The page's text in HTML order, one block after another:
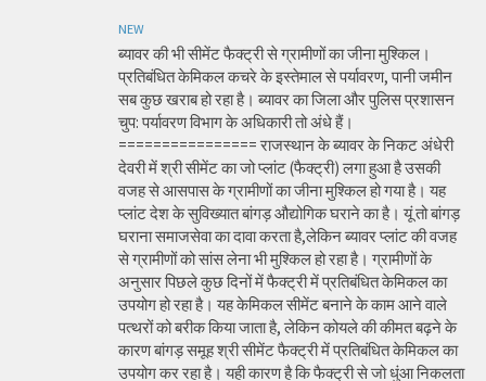
NEW
ब्यावर की भी सीमेंट फैक्ट्री से ग्रामीणों का जीना मुश्किल।
प्रतिबंधित केमिकल कचरे के इस्तेमाल से पर्यावरण, पानी जमीन
सब कुछ खराब हो रहा है। ब्यावर का जिला और पुलिस प्रशासन
चुप: पर्यावरण विभाग के अधिकारी तो अंधे हैं।
================ राजस्थान के ब्यावर के निकट अंधेरी
देवरी में श्री सीमेंट का जो प्लांट (फैक्ट्री) लगा हुआ है उसकी
वजह से आसपास के ग्रामीणों का जीना मुश्किल हो गया है। यह
प्लांट देश के सुविख्यात बांगड़ औद्योगिक घराने का है। यूं तो बांगड़
घराना समाजसेवा का दावा करता है,लेकिन ब्यावर प्लांट की वजह
से ग्रामीणों को सांस लेना भी मुश्किल हो रहा है। ग्रामीणों के
अनुसार पिछले कुछ दिनों में फैक्ट्री में प्रतिबंधित केमिकल का
उपयोग हो रहा है। यह केमिकल सीमेंट बनाने के काम आने वाले
पत्थरों को बरीक किया जाता है, लेकिन कोयले की कीमत बढ़ने के
कारण बांगड़ समूह श्री सीमेंट फैक्ट्री में प्रतिबंधित केमिकल का
उपयोग कर रहा है। यही कारण है कि फैक्ट्री से जो धुंआ निकलता